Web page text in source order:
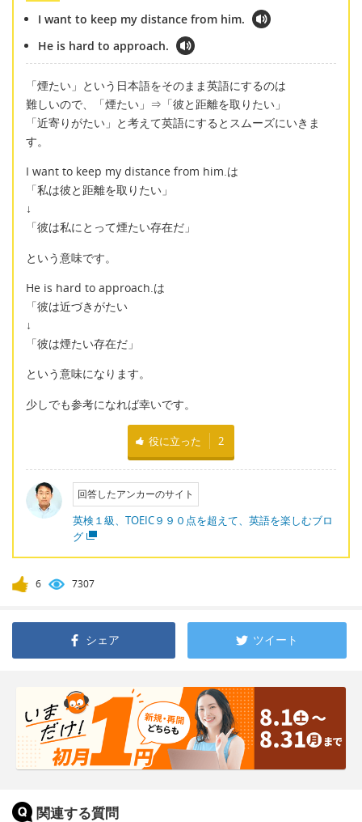
I want to keep my distance from him.
He is hard to approach.
「煙たい」という日本語をそのまま英語にするのは
難しいので、「煙たい」⇒「彼と距離を取りたい」
「近寄りがたい」と考えて英語にするとスムーズにいきま
す。
I want to keep my distance from him.は
「私は彼と距離を取りたい」
↓
「彼は私にとって煙たい存在だ」
という意味です。
He is hard to approach.は
「彼は近づきがたい
↓
「彼は煙たい存在だ」
という意味になります。
少しでも参考になれば幸いです。
役に立った 2
回答したアンカーのサイト
英検１級、TOEIC９９０点を超えて、英語を楽しむブロ
グ
6 7307
シェア ツイート
関連する質問